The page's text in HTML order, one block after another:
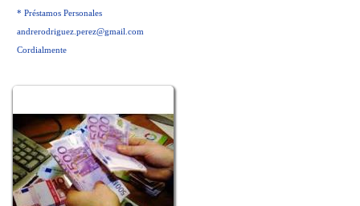
* Préstamos Personales
andrerodriguez.perez@gmail.com
Cordialmente